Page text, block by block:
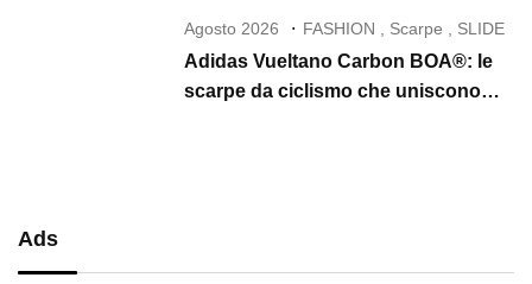
Agosto 2026 FASHION , Scarpe , SLIDE
Adidas Vueltano Carbon BOA®: le
scarpe da ciclismo che uniscono
Ads